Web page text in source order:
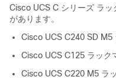
Cisco UCS C シリーズ ラ
があります。
Cisco UCS C240 SD M5
Cisco UCS C125 ラック
Cisco UCS C220 M5 ラ